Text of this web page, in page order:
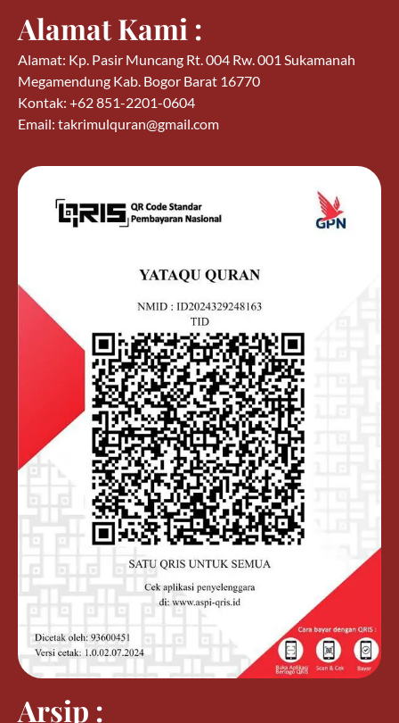
Alamat Kami :
Alamat: Kp. Pasir Muncang Rt. 004 Rw. 001 Sukamanah
Megamendung Kab. Bogor Barat 16770
Kontak: +62 851-2201-0604
Email: takrimulquran@gmail.com
Arsip :